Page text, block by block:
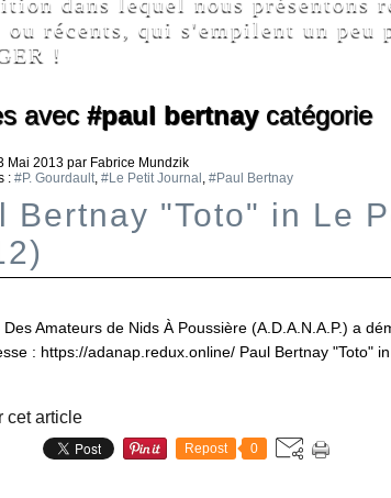
ou récents, qui s'empilent un
!
avec #paul bertnaycatégorie
Mai 2013 par Fabrice Mundzik
: #P. Gourdault, #Le Petit Journal , #Paul Bertnay
Bertnay "Toto" in Le
Des Amateurs de Nids À Poussière (A.D.A.N.A.P.) a
: https://adanap.redux.online/ Paul Bertnay "Toto"
cet article
Repost 0